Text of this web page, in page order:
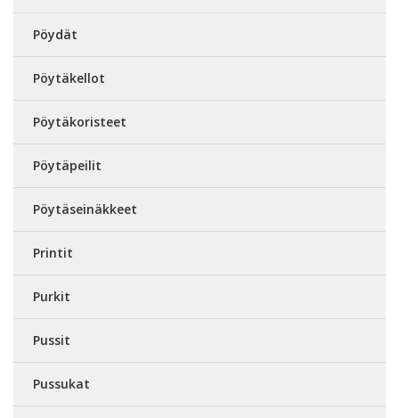
Pöydät
Pöytäkellot
Pöytäkoristeet
Pöytäpeilit
Pöytäseinäkkeet
Printit
Purkit
Pussit
Pussukat